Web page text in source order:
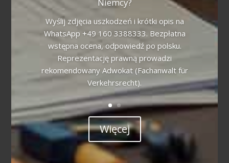
Wyślij zdjęcia uszkodzeń i krótki opis na
WhatsApp +49 160 3388333. Bezpłatna
wstępna ocena, odpowiedź po polsku.
Reprezentację prawną prowadzi
rekomendowany Adwokat (Fachanwalt für
Verkehrsrecht).
Więcej